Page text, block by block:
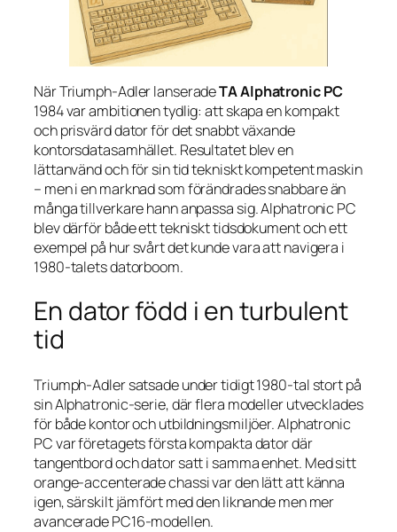
När Triumph-Adler lanseradeTA Alphatronic PC
1984 var ambitionen tydlig: att skapa en kompakt
och prisvärd dator för det snabbt växande
kontorsdatasamhället. Resultatet blev en
lättanvänd och för sin tid tekniskt kompetent maskin
– men i en marknad som förändrades snabbare än
många tillverkare hann anpassa sig. Alphatronic PC
blev därför både ett tekniskt tidsdokument och ett
exempel på hur svårt det kunde vara att navigera i
1980-talets datorboom.
En dator född i en turbulent
tid
Triumph-Adler satsade under tidigt 1980-tal stort på
sin Alphatronic-serie, där flera modeller utvecklades
för både kontor och utbildningsmiljöer. Alphatronic
PC var företagets första kompakta dator där
tangentbord och dator satt i samma enhet. Med sitt
orange-accenterade chassi var den lätt att känna
igen, särskilt jämfört med den liknande men mer
avancerade PC16-modellen.